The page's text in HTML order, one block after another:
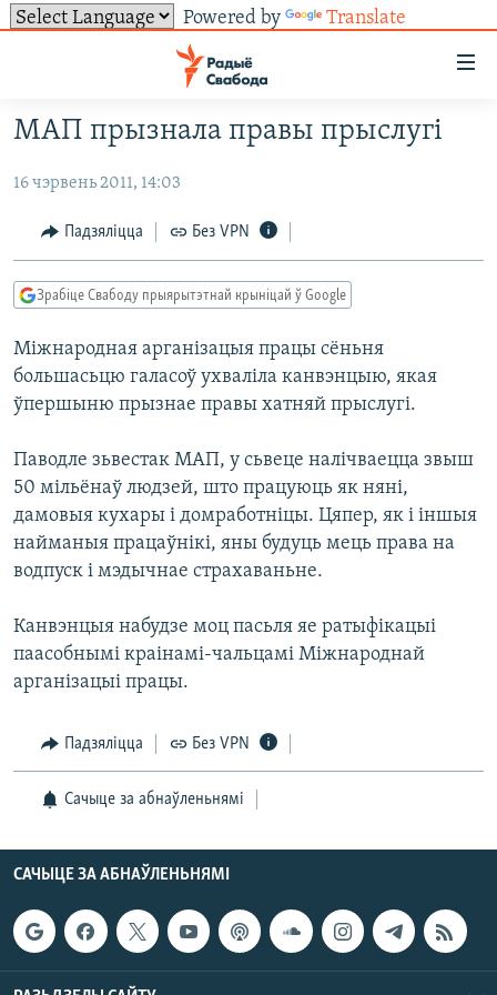
Powered by Translate
ўнівэрсальнага
доступу
да
зьместу
Перайсьці
да
навігацыі
Перайсьці
да
УСЕ НАВІНЫ
ВІДЭА І ФОТА
ПАЛІТЫКА
ЭКАНОМІКА
ВАЙНА
ПАЛІТВЯЗЬНІ
КУЛЬТУРА
КАЛЯНДАР
ТОЛЬКІ НА СВАБОДЗЕ
ТЭСТЫ
ГІСТОРЫЯ НА СВАБОДЗЕ
ПАДКАСТЫ
КНІГІ
PREMIUM
МОВА
НА ХВАЛЯХ СВАБОДЫ
СУВЯЗЬ
ПАДЗЯЛІЦЦА ІНФАРМАЦЫЯЙ
ПАДПІСАЦЦА
RSS
ПАДКАСТЫ
FACEBOOK
Усе сайты РС/РСЭ
МАП прызнала правы прыслугі
16 чэрвень 2011, 14:03
Падзяліцца Без VPN
Зрабіце Свабоду прыярытэтнай крыніцай ў Google
Міжнародная арганізацыя працы сёньня
большасьцю галасоў ухваліла канвэнцыю, якая
ўпершыню прызнае правы хатняй прыслугі.
Паводле зьвестак МАП, у сьвеце налічваецца звыш
50 мільёнаў людзей, што працуюць як няні,
дамовыя кухары і домработніцы. Цяпер, як і іншыя
найманыя працаўнікі, яны будуць мець права на
водпуск і мэдычнае страхаваньне.
Канвэнцыя набудзе моц пасьля яе ратыфікацыі
паасобнымі краінамі-чальцамі Міжнароднай
арганізацыі працы.
Падзяліцца Без VPN
Сачыце за абнаўленьнямі
САЧЫЦЕ ЗА АБНАЎЛЕНЬНЯМІ